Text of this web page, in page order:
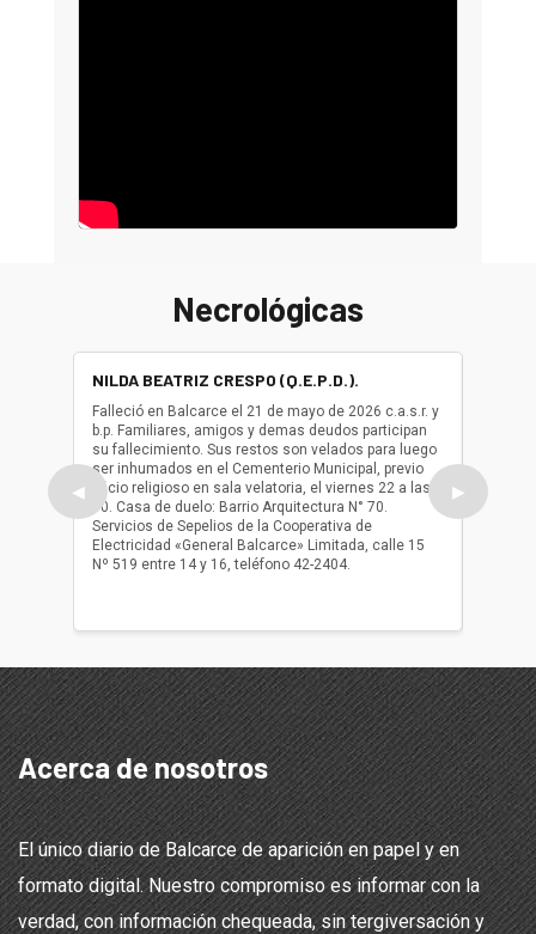
Necrológicas
◀
NILDA BEATRIZ CRESPO (Q.E.P.D.).
Falleció en Balcarce el 21 de mayo de 2026 c.a.s.r. y
b.p. Familiares, amigos y demas deudos participan
su fallecimiento. Sus restos son velados para luego
ser inhumados en el Cementerio Municipal, previo
oficio religioso en sala velatoria, el viernes 22 a las
10. Casa de duelo: Barrio Arquitectura N° 70.
Servicios de Sepelios de la Cooperativa de
Electricidad «General Balcarce» Limitada, calle 15
Nº 519 entre 14 y 16, teléfono 42-2404.
ser
oficio
▶
Acerca de nosotros
El único diario de Balcarce de aparición en papel y en
formato digital. Nuestro compromiso es informar con la
verdad, con información chequeada, sin tergiversación y